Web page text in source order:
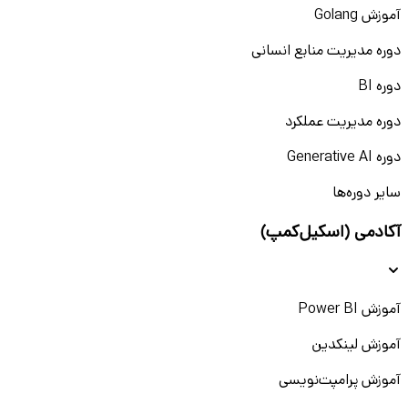
آموزش Golang
دوره مدیریت منابع انسانی
دوره BI
دوره مدیریت عملکرد
دوره Generative AI
سایر دوره‌ها
آکادمی (اسکیل‌کمپ)
آموزش Power BI
آموزش لینکدین
آموزش پرامپت‌نویسی